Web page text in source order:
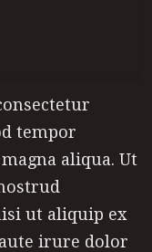
tempor
aliqua. Ut
ut aliquip ex
irure dolor